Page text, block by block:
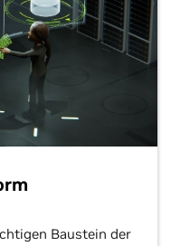
Baustein der